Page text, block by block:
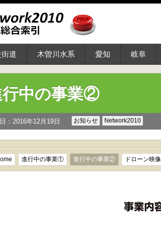
道 木曽川水系 愛知 岐阜
行中の事業②
：2016年12月19日 お知らせ Network2010
進行中の事業① 進行中の事業② ドローン映像